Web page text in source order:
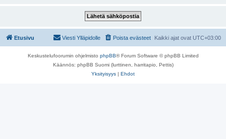
Etusivu Kaikki ajat ovat UTC+03:00
Poista evästeet
Viesti Ylläpidolle
Keskustelufoorumin ohjelmisto phpBB® Forum Software © phpBB Limited
Käännös: phpBB Suomi (lurttinen, harritapio, Pettis)
Yksityisyys | Ehdot